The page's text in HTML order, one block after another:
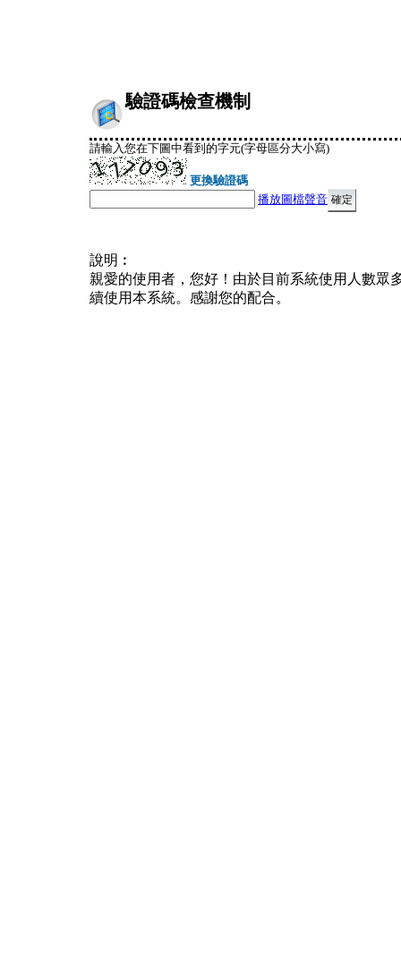
驗證碼檢查機制
請輸入您在下圖中看到的字元(字母區分大小寫)
更換驗證碼
播放圖檔聲音
說明︰
親愛的使用者，您好！由於目前系統使用人數眾
續使用本系統。感謝您的配合。